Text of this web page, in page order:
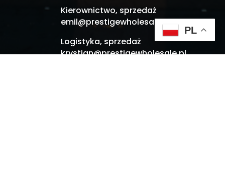
Kierownictwo, sprzedaż
emil@prestigewholesale.pl
Logistyka, sprzedaż
krystian@prestigewholesale.pl
PL